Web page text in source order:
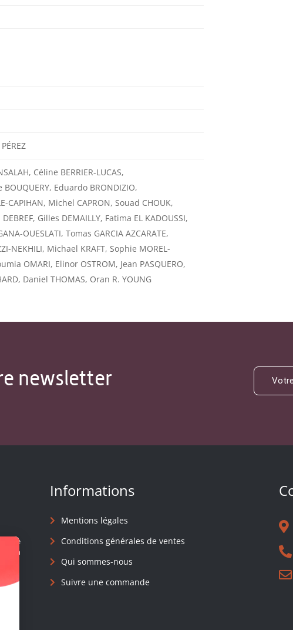
Céline BERRIER-LUCAS,
Eduardo BRONDIZIO,
CAPIHAN, Michel CAPRON, Souad CHOUK,
Gilles DEMAILLY, Fatima EL KADOUSSI,
OUESLATI, Tomas GARCIA AZCARATE,
NEKHILI, Michael KRAFT, Sophie MOREL-
OMARI, Elinor OSTROM, Jean PASQUERO,
Daniel THOMAS, Oran R. YOUNG
newsletter
en
Informations
Mentions légales
Conditions générales de ventes
Qui sommes-nous
Suivre une commande